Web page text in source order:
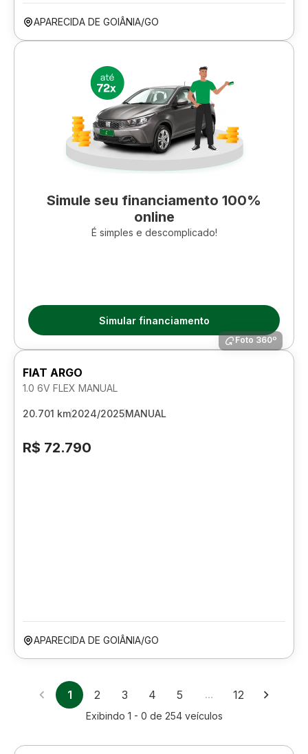
APARECIDA DE GOIÂNIA/GO
Simule seu financiamento 100%
online
É simples e descomplicado!
Simular financiamento
Foto 360º
FIAT ARGO
1.0 6V FLEX MANUAL
20.701 km2024/2025MANUAL
R$ 72.790
APARECIDA DE GOIÂNIA/GO
1 2 3 4 5 … 12
Exibindo 1 - 0 de 254 veículos